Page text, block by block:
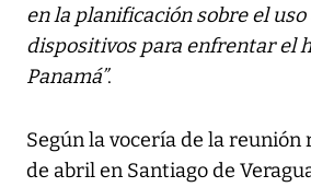
en la planificación sobre el
dispositivos para enfrentar el
Panamá”.
Según la vocería de la reunión
de abril en Santiago de